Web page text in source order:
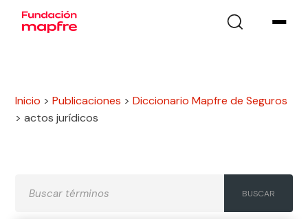
Inicio >Publicaciones >Diccionario Mapfre de Seguros
>actos jurídicos